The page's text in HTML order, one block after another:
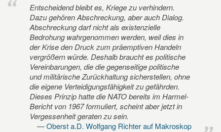
Entscheidend bleibt es, Kriege zu verhindern.
Dazu gehören Abschreckung, aber auch Dialog.
Abschreckung darf nicht als existenzielle
Bedrohung wahrgenommen werden, weil dies in
der Krise den Druck zum präemptiven Handeln
vergrößern würde. Deshalb braucht es politische
Vereinbarungen, die die gegenseitige politische
und militärische Zurückhaltung sicherstellen, ohne
die eigene Verteidigungsfähigkeit zu gefährden.
Dieses Prinzip hatte die NATO bereits im Harmel-
Bericht von 1967 formuliert, scheint aber jetzt in
Vergessenheit geraten zu sein.
Oberst a.D. Wolfgang Richter auf Makroskop